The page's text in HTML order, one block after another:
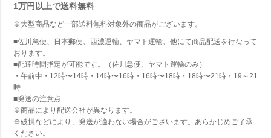
1万円以上で送料無料
※大型商品など一部送料無料対象外の商品がございます。
■佐川急便、日本郵便、西濃運輸、ヤマト運輸、他にて商品配送を行なって
おります。
■配達時間指定が可能です。（佐川急便、ヤマト運輸のみ）
・午前中・12時〜14時・14時〜16時・16時〜18時・18時〜21時・19～21
時
■発送の注意点
※商品により配送会社が異なります。
※破損などにより、発送が適わない場合がございます。あらかじめご了承
ください。